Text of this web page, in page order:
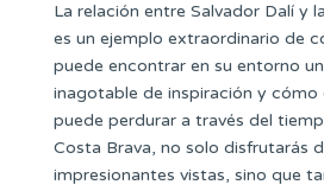
La relación entre Salvador Dalí y
es un ejemplo extraordinario de
puede encontrar en su entorno
inagotable de inspiración y cómo
puede perdurar a través del
Costa Brava, no solo disfrutarás
impresionantes vistas, sino que